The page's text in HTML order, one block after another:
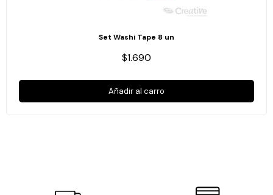
Set Washi Tape 8 un
$1.690
Añadir al carro